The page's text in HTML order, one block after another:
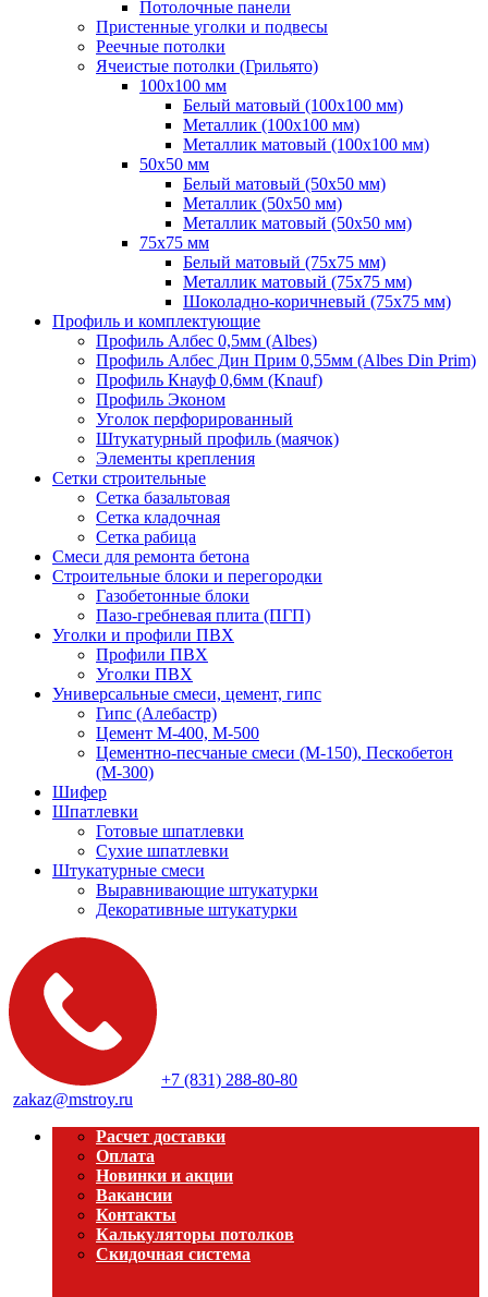
Потолочные панели
Пристенные уголки и подвесы
Реечные потолки
Ячеистые потолки (Грильято)
100х100 мм
Белый матовый (100х100 мм)
Металлик (100х100 мм)
Металлик матовый (100х100 мм)
50х50 мм
Белый матовый (50х50 мм)
Металлик (50х50 мм)
Металлик матовый (50х50 мм)
75х75 мм
Белый матовый (75х75 мм)
Металлик матовый (75х75 мм)
Шоколадно-коричневый (75х75 мм)
Профиль и комплектующие
Профиль Албес 0,5мм (Albes)
Профиль Албес Дин Прим 0,55мм (Albes Din Prim)
Профиль Кнауф 0,6мм (Knauf)
Профиль Эконом
Уголок перфорированный
Штукатурный профиль (маячок)
Элементы крепления
Сетки строительные
Сетка базальтовая
Сетка кладочная
Сетка рабица
Смеси для ремонта бетона
Строительные блоки и перегородки
Газобетонные блоки
Пазо-гребневая плита (ПГП)
Уголки и профили ПВХ
Профили ПВХ
Уголки ПВХ
Универсальные смеси, цемент, гипс
Гипс (Алебастр)
Цемент М-400, М-500
Цементно-песчаные смеси (М-150), Пескобетон
(М-300)
Шифер
Шпатлевки
Готовые шпатлевки
Сухие шпатлевки
Штукатурные смеси
Выравнивающие штукатурки
Декоративные штукатурки
+7 (831) 288-80-80
zakaz@mstroy.ru
Расчет доставки
Оплата
Новинки и акции
Вакансии
Контакты
Калькуляторы потолков
Скидочная система